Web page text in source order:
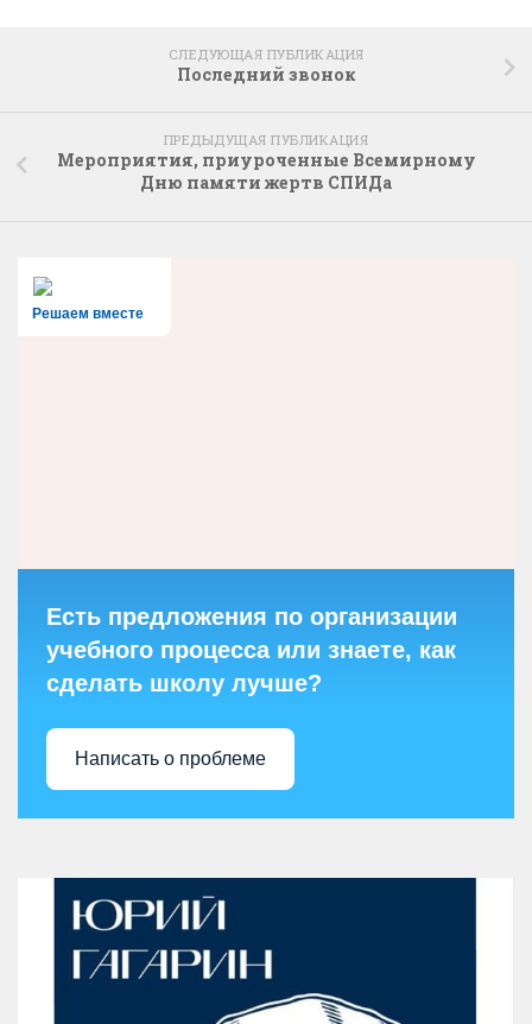
СЛЕДУЮЩАЯ ПУБЛИКАЦИЯ
Последний звонок
ПРЕДЫДУЩАЯ ПУБЛИКАЦИЯ
Мероприятия, приуроченные Всемирному
Дню памяти жертв СПИДа
Решаем вместе
Есть предложения по организации
учебного процесса или знаете, как
сделать школу лучше?
Написать о проблеме